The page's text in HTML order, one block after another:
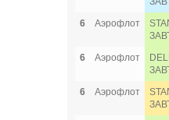
6
Аэрофлот
6
Аэрофлот
6
Аэрофлот